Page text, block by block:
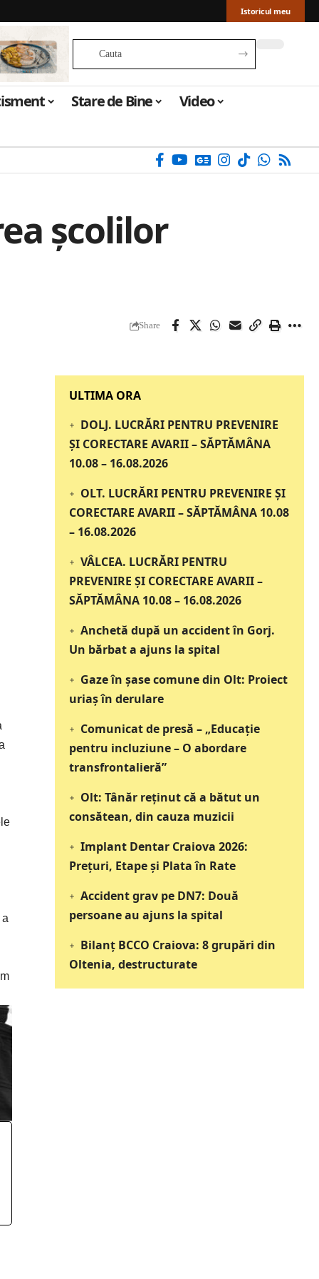
Istoricul meu
Stare de Bine Video
școlilor
Share
‎‎‎‎‎‎‎ULTIMA ORA
DOLJ. LUCRĂRI PENTRU PREVENIRE
ȘI CORECTARE AVARII – SĂPTĂMÂNA
10.08 – 16.08.2026
OLT. LUCRĂRI PENTRU PREVENIRE ȘI
CORECTARE AVARII – SĂPTĂMÂNA 10.08
– 16.08.2026
VÂLCEA. LUCRĂRI PENTRU
PREVENIRE ȘI CORECTARE AVARII –
SĂPTĂMÂNA 10.08 – 16.08.2026
Anchetă după un accident în Gorj.
Un bărbat a ajuns la spital
Gaze în șase comune din Olt: Proiect
uriaș în derulare
Comunicat de presă – „Educație
pentru incluziune – O abordare
transfrontalieră”
Olt: Tânăr reţinut că a bătut un
consătean, din cauza muzicii
Implant Dentar Craiova 2026:
Preţuri, Etape şi Plata în Rate
Accident grav pe DN7: Două
persoane au ajuns la spital
Bilanț BCCO Craiova: 8 grupări din
Oltenia, destructurate